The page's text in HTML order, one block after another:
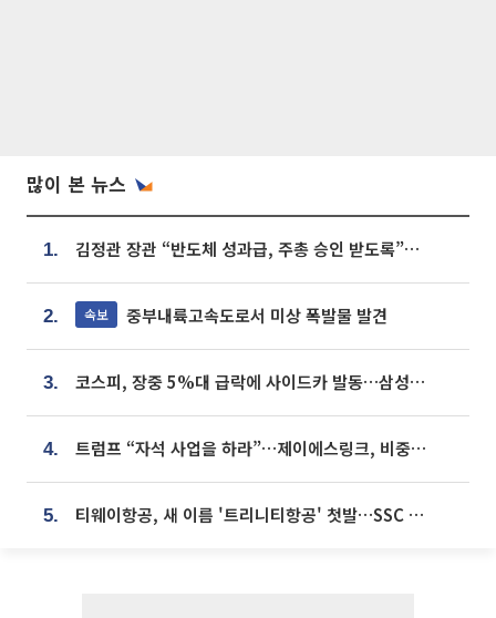
많이 본 뉴스
1. 김정관 장관 “반도체 성과급, 주총 승인 받도록”…상법·자본시장법 개정 시사
2. 속보 중부내륙고속도로서 미상 폭발물 발견
3. 코스피, 장중 5%대 급락에 사이드카 발동…삼성·SK 동반 폭락
4. 트럼프 “자석 사업을 하라”…제이에스링크, 비중국 영구자석 공급망 구축 속도
5. 티웨이항공, 새 이름 '트리니티항공' 첫발…SSC 전략 본격화